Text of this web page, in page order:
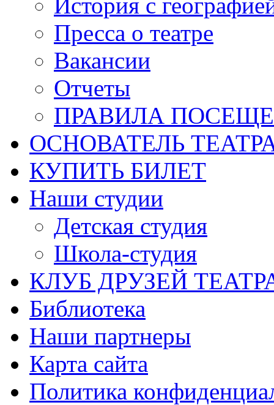
Пресса о театре
Вакансии
Отчеты
ПРАВИЛА
ОСНОВАТЕЛЬ
КУПИТЬ БИЛЕТ
Наши студии
Детская студия
Школа-студия
КЛУБ ДРУЗЕЙ
Библиотека
Наши партнеры
Карта сайта
Политика